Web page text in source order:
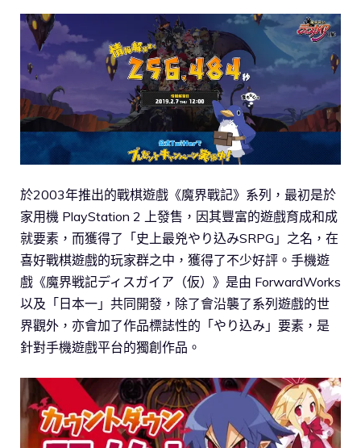
於2003年推出的戰棋遊戲《魔界戰記》系列，最初是於
家用機 PlayStation 2 上發售，因其豐富的遊戲育成和成
就要素，而獲得了「史上最兇やり込みSRPG」之名，在
喜好戰棋遊戲的玩家群之中，獲得了不少好評。手機遊
戲《魔界戦記ディスガイア（仮）》是由 ForwardWorks
以及「日本一」共同開發，除了會沿襲了系列遊戲的世
界觀外，亦會加了作品標誌性的「やり込み」要素，是
針對手機遊戲平台的獨創作品。